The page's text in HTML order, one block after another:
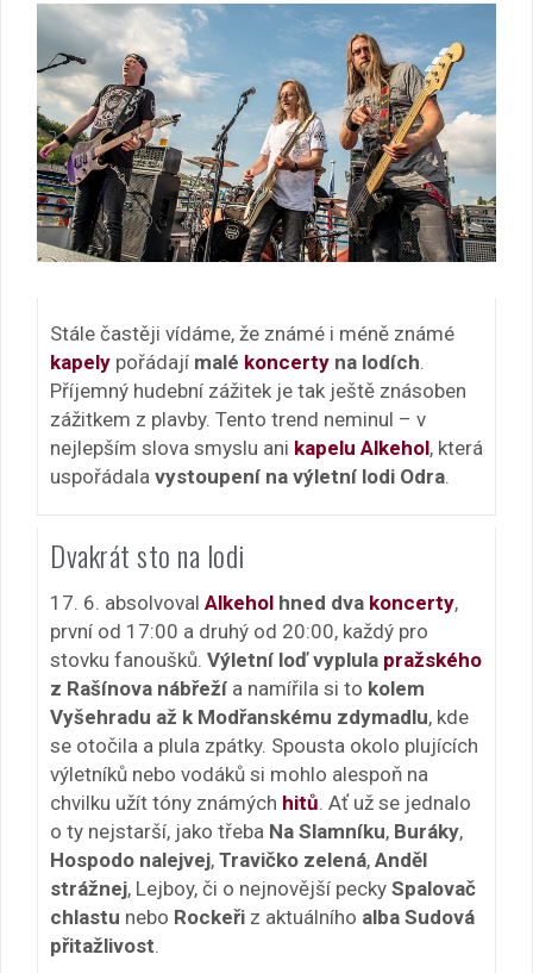
Stále častěji vídáme, že známé i méně známé
kapely pořádají malé koncerty na lodích
Příjemný hudební zážitek je tak ještě znásoben
zážitkem z plavby. Tento trend neminul – v
nejlepším slova smyslu ani kapelu Alkehol, která
uspořádala vystoupení na výletní lodi Odra
Dvakrát sto na lodi
17. 6. absolvoval Alkehol hned dva koncerty,
první od 17:00 a druhý od 20:00, každý pro
stovku fanoušků. Výletní loď vyplula pražského
z Rašínova nábřeží a namířila si to kolem
Vyšehradu až k Modřanskému zdymadlu, kde
se otočila a plula zpátky. Spousta okolo plujících
výletníků nebo vodáků si mohlo alespoň na
chvilku užít tóny známých hitů . Ať už se jednalo
o ty nejstarší, jako třeba Na Slamníku, Buráky,
Hospodo nalejvej, Travičko zelená, Anděl
strážnej, Lejboy, či o nejnovější pecky Spalovač
chlastu nebo Rockeři z aktuálního alba Sudová
přitažlivost